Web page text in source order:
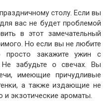
столу. Если вы
вас не будет проблемой
в этот замечательный
Но если вы не любите
просто закажите ужин с
забудьте о свечах. Вы
имеющие причудливые
а также издающие не
экзотические ароматы.